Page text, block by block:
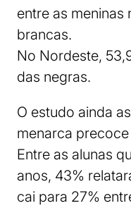
entre as meninas
brancas.
No Nordeste,
das negras.
O estudo ainda
menarca
Entre as alunas
anos, 43%
cai para 27%